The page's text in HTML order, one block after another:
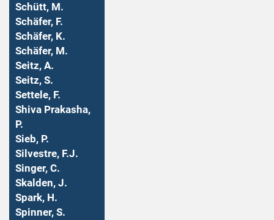
Schütt, M.
Schäfer, F.
Schäfer, K.
Schäfer, M.
Seitz, A.
Seitz, S.
Settele, F.
Shiva Prakasha,
P.
Sieb, P.
Silvestre, F.J.
Singer, C.
Skalden, J.
Spark, H.
Spinner, S.